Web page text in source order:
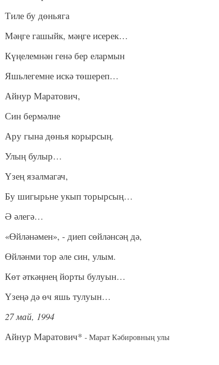
Тиле бу дөньяга
Мәңге гашыйк, мәңге исерек…
Күңелемнән генә бер елармын
Яшьлегемне искә төшереп…
Айнур Маратович,
Син бермәлне
Ару гына дөнья корырсың.
Улың булыр…
Үзең язалмагач,
Бу шигырьне укып торырсың…
Ә әлегә…
«Өйләнәмен», - диеп сөйләнсәң дә,
Өйләнми тор әле син, улым.
Көт әткәңнең йорты булуын…
Үзеңә дә өч яшь тулуын…
27 май, 1994
Айнур Маратович* - Марат Кәбировның улы